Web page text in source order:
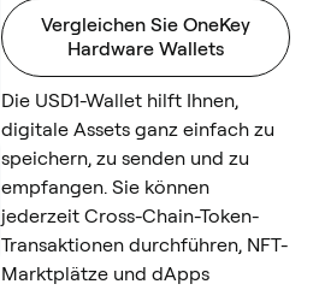
Vergleichen Sie OneKey
Hardware Wallets
Die USD1-Wallet hilft Ihnen,
digitale Assets ganz einfach zu
speichern, zu senden und zu
empfangen. Sie können
jederzeit Cross-Chain-Token-
Transaktionen durchführen, NFT-
Marktplätze und dApps